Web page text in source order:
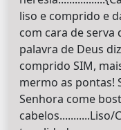
liso e comprido e
com cara de serva
palavra de Deus
comprido SIM,
mermo as pontas!
Senhora come